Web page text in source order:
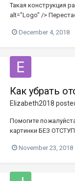
Такая конструкция
alt="Logo" />
href="/index.html>
December 4, 2018
Как убрать
Elizabeth2018
Помогите
картинки БЕЗ
November 23, 2018